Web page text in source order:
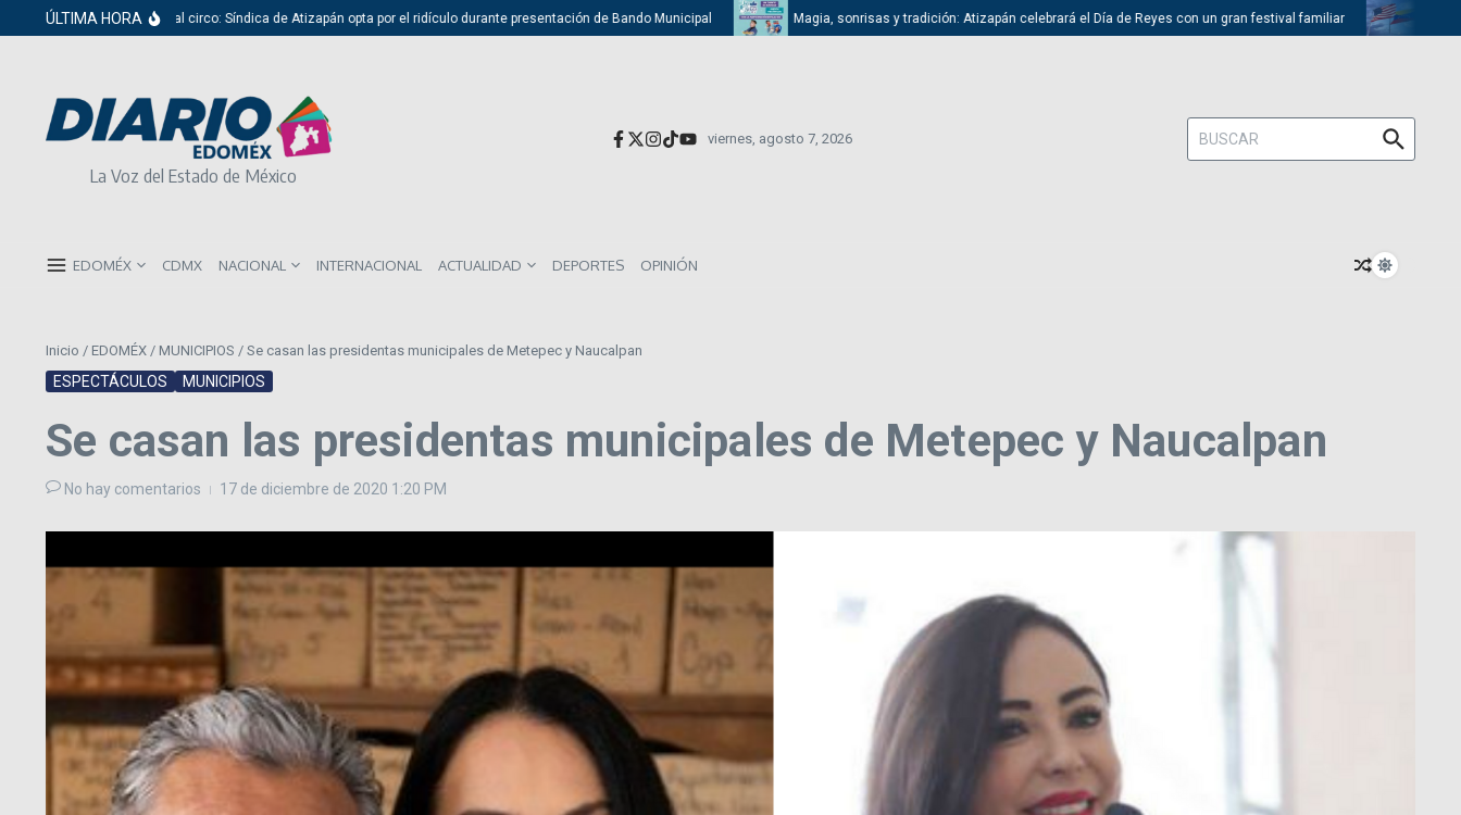
Saltar al contenido
ÚLTIMA HORA
Del cabildo al circo: Síndica de Atizapán opta por el ridículo durante presentación de Bando Municipal Magia, sonrisas y tradición: Atizapán celebrará el Día de Reyes con un gran festival familiar Trump
La Voz del Estado de México
viernes, agosto 7, 2026
Buscar:
EDOMÉX CDMX NACIONAL INTERNACIONAL ACTUALIDAD DEPORTES OPINIÓN
Inicio / EDOMÉX / MUNICIPIOS / Se casan las presidentas municipales de Metepec y Naucalpan
ESPECTÁCULOS MUNICIPIOS
Se casan las presidentas municipales de Metepec y Naucalpan
No hay comentarios 17 de diciembre de 2020 1:20 PM